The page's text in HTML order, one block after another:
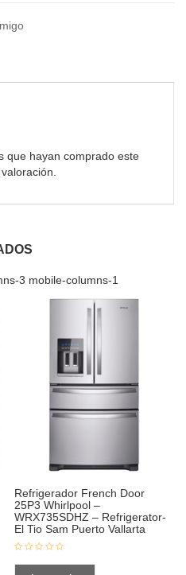
que hayan comprado este
3 mobile-columns-1
Refrigerador French Door
25P3 Whirlpool –
WRX735SDHZ – Refrigerator-
El Tio Sam Puerto Vallarta